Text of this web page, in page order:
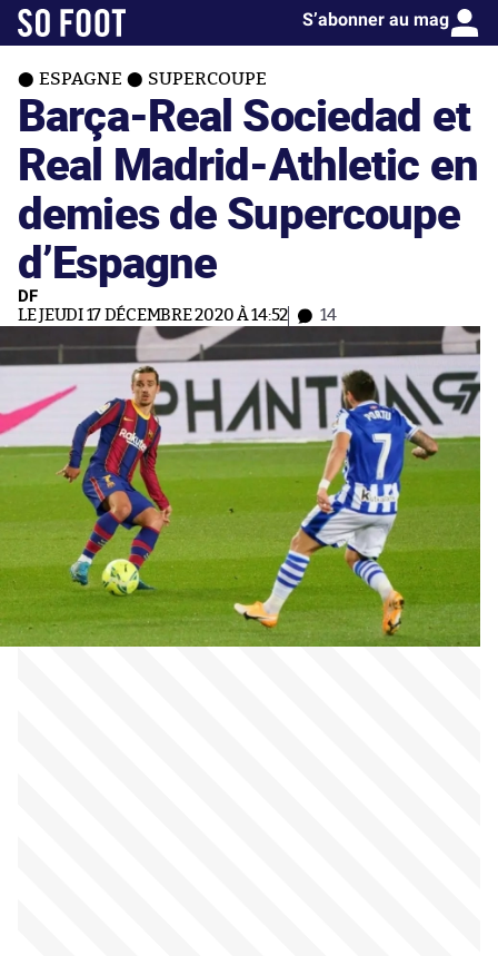
S’abonner au mag
ESPAGNE SUPERCOUPE
Barça-Real Sociedad et
Real Madrid-Athletic en
demies de Supercoupe
d’Espagne
DF
LE JEUDI 17 DÉCEMBRE 2020 À 14:52 14